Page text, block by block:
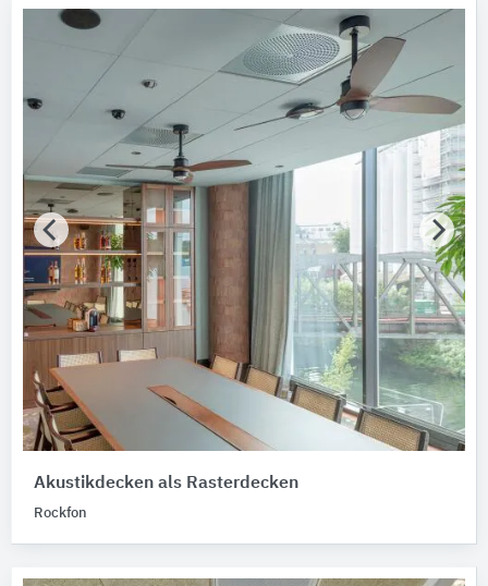
Akustikdecken als Rasterdecken
Rockfon